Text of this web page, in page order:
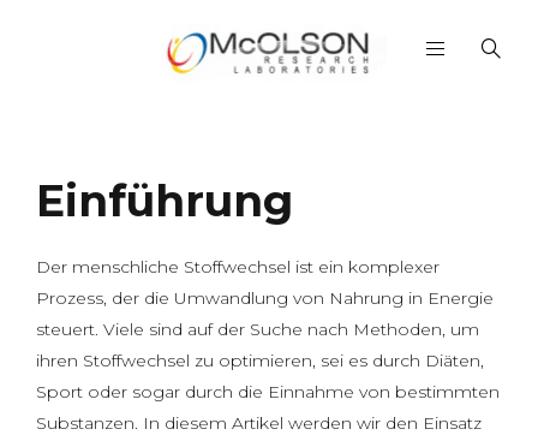
Einführung
Der menschliche Stoffwechsel ist ein komplexer
Prozess, der die Umwandlung von Nahrung in Energie
steuert. Viele sind auf der Suche nach Methoden, um
ihren Stoffwechsel zu optimieren, sei es durch Diäten,
Sport oder sogar durch die Einnahme von bestimmten
Substanzen. In diesem Artikel werden wir den Einsatz